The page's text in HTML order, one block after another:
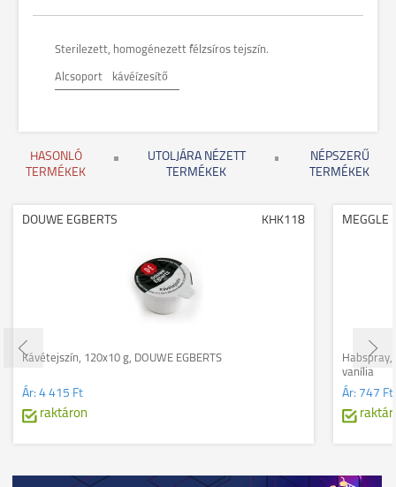
Sterilezett, homogénezett félzsíros tejszín.
Alcsoport kávéízesítő
HASONLÓ
TERMÉKEK
UTOLJÁRA NÉZETT
TERMÉKEK
NÉPSZERŰ
TERMÉKEK
DOUWE EGBERTS KHK118
Kávétejszín, 120x10 g, DOUWE EGBERTS
Ár: 4 415 Ft
raktáron
MEGGLE
Habspray,
vanília
Ár: 747 Ft